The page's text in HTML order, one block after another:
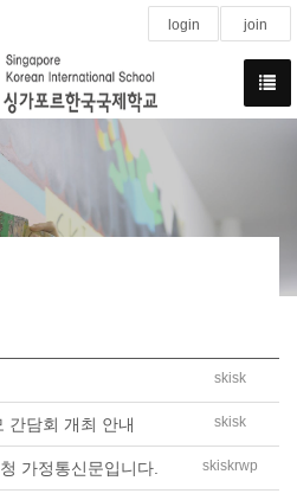
login join
skisk
간담회 개최 안내 skisk
가정통신문입니다. skiskrwp